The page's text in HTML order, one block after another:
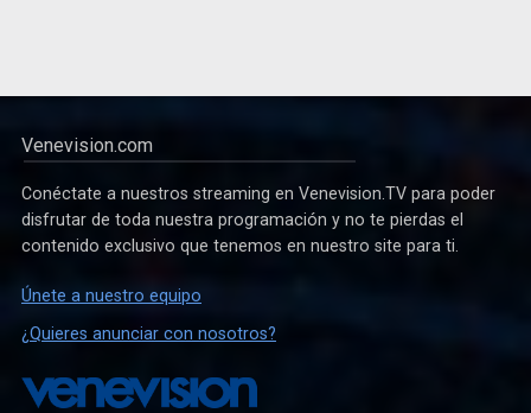
Venevision.com
Conéctate a nuestros streaming en Venevision.TV para poder
disfrutar de toda nuestra programación y no te pierdas el
contenido exclusivo que tenemos en nuestro site para ti.
Únete a nuestro equipo
¿Quieres anunciar con nosotros?